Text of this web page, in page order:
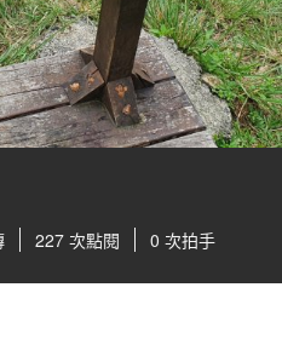
227 次點閱 0 次拍手